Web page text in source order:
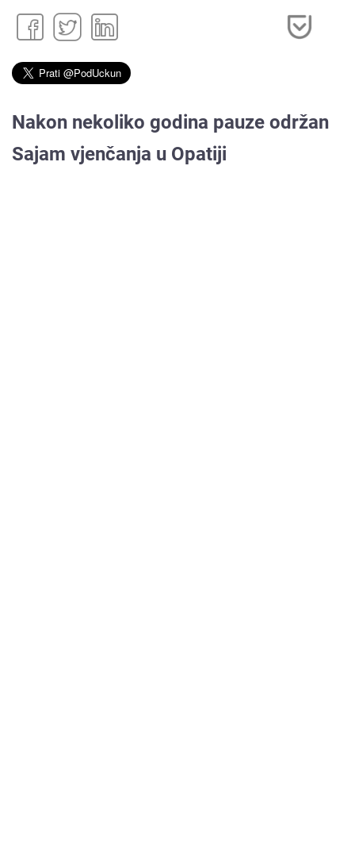
Nakon nekoliko godina pauze održan
Sajam vjenčanja u Opatiji